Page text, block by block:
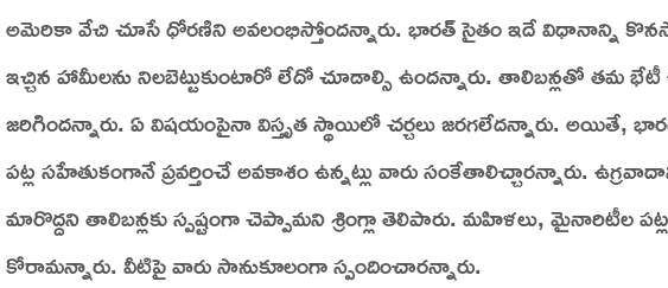
అమెరికా వేచి చూసే ధోరణిని అవలంభిస్తోందన్నారు. భారత్‌ సైతం ఇదే విధానాన్ని
ఇచ్చిన హామీలను నిలబెట్టుకుంటారో లేదో చూడాల్సి ఉందన్నారు. తాలిబన్లతో తమ
జరిగిందన్నారు. ఏ విషయంపైనా విస్తృత స్థాయిలో చర్చలు జరగలేదన్నారు. అయితే,
పట్ల సహేతుకంగానే ప్రవర్తించే అవకాశం ఉన్నట్లు వారు సంకేతాలిచ్చారన్నారు.
మారొద్దని తాలిబన్లకు స్పష్టంగా చెప్పామని శ్రింగ్లా తెలిపారు. మహిళలు, మైనారిటీల
కోరామన్నారు. వీటిపై వారు సానుకూలంగా స్పందించారన్నారు.